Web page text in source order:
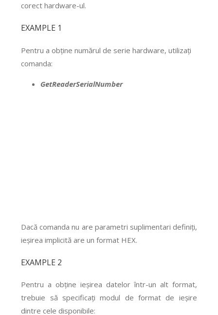
corect hardware-ul.
EXAMPLE 1
Pentru a obține numărul de serie hardware, utilizați
comanda:
GetReaderSerialNumber
Dacă comanda nu are parametri suplimentari definiți,
ieșirea implicită are un format HEX.
EXAMPLE 2
Pentru a obține ieșirea datelor într-un alt format,
trebuie să specificați modul de format de ieșire
dintre cele disponibile: